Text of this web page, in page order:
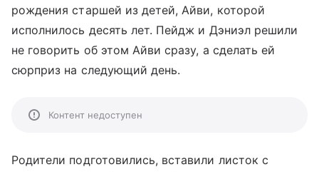
рождения старшей из детей, Айви, которой
исполнилось десять лет. Пейдж и Дэниэл решили
не говорить об этом Айви сразу, а сделать ей
сюрприз на следующий день.
Контент недоступен
Родители подготовились, вставили листок с